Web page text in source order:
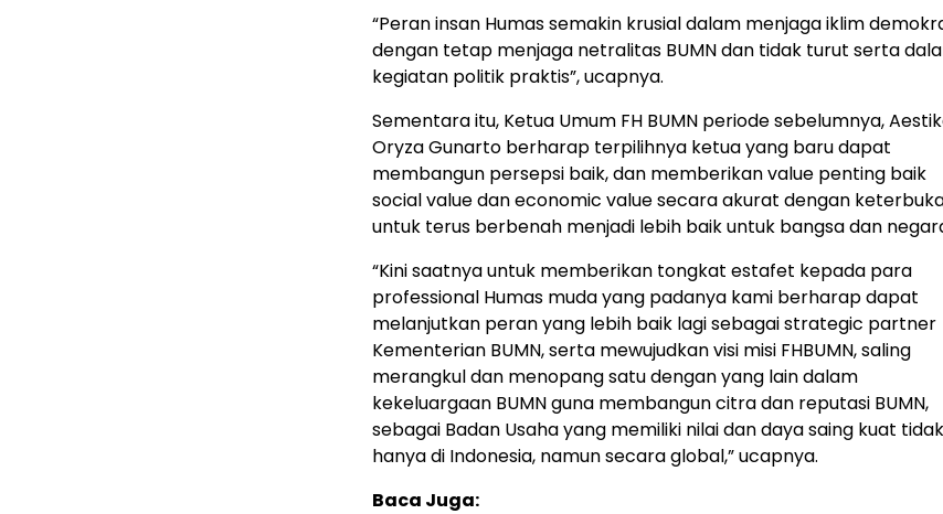
“Peran insan Humas semakin krusial dalam menjaga iklim
dengan tetap menjaga netralitas BUMN dan tidak turut serta
kegiatan politik praktis”, ucapnya.
Sementara itu, Ketua Umum FH BUMN periode sebelumnya,
Oryza Gunarto berharap terpilihnya ketua yang baru dapat
membangun persepsi baik, dan memberikan value penting baik
social value dan economic value secara akurat dengan
untuk terus berbenah menjadi lebih baik untuk bangsa dan
“Kini saatnya untuk memberikan tongkat estafet kepada para
professional Humas muda yang padanya kami berharap dapat
melanjutkan peran yang lebih baik lagi sebagai strategic partner
Kementerian BUMN, serta mewujudkan visi misi FHBUMN, saling
merangkul dan menopang satu dengan yang lain dalam
kekeluargaan BUMN guna membangun citra dan reputasi BUMN,
sebagai Badan Usaha yang memiliki nilai dan daya saing kuat tidak
hanya di Indonesia, namun secara global,” ucapnya.
Baca Juga: